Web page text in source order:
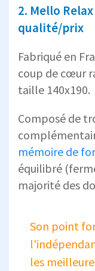
2. Mello
qualité/prix
Fabriqué en
coup de cœur
taille 140x190.
Composé de
mémoire de
équilibré
majorité des
Son point
les